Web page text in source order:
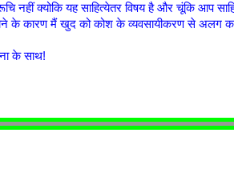
नहीं क्‍योकि यह साहित्‍येतर विषय है और चूंकि आप
के कारण मैं खुद को कोश के व्‍यवसायीकरण से अलग
के साथ!